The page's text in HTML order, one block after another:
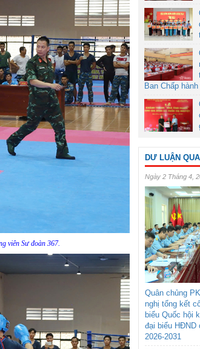
viên Sư đoàn 367.
Ban Chấp
DƯ LUẬN
Ngày 2 Tháng 4,
Quân chủng
nghị tổng kết
biểu Quốc hội
đại biểu HĐND
2026-2031